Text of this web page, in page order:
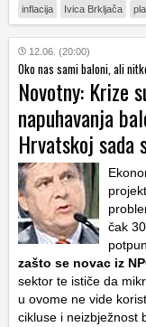
inflacija Ivica Brkljača
12.06. (20:00)
Oko nas sami baloni, ali
Novotny: Krize
napuhavanja
Hrvatskoj sada
čak
zašto se novac iz
sektor te ističe da
u ovome ne vide
cikluse i neizbježnost